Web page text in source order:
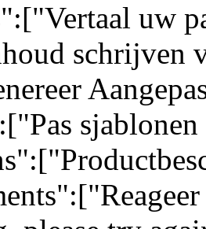
uw
schrijven